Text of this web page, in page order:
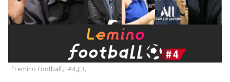
『Lemino Football』#4より